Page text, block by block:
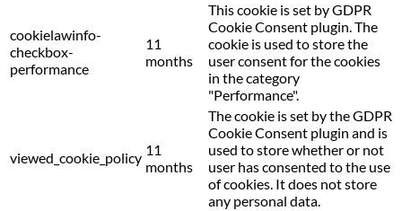
cookielawinfo-
checkbox-
performance
11
months
This cookie is set by GDPR
Cookie Consent plugin. The
cookie is used to store the
user consent for the cookies
in the category
"Performance".
viewed_cookie_policy 11
months
The cookie is set by the GDPR
Cookie Consent plugin and is
used to store whether or not
user has consented to the use
of cookies. It does not store
any personal data.